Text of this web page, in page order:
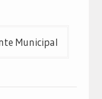
Municipal